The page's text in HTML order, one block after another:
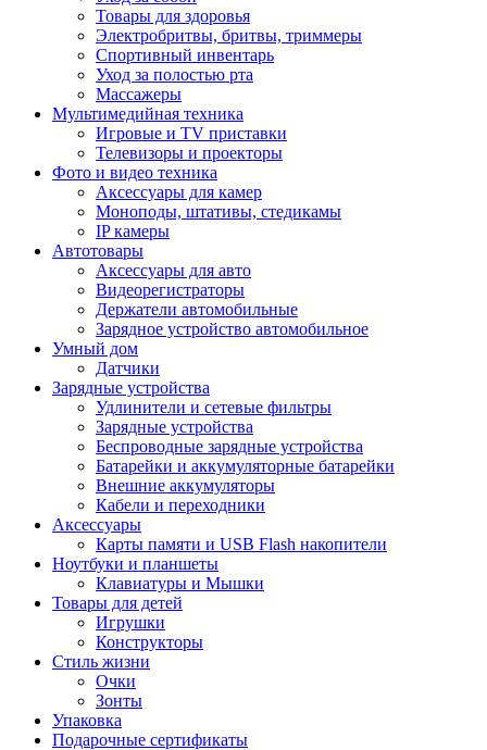
Товары для здоровья
Электробритвы, бритвы, триммеры
Спортивный инвентарь
Уход за полостью рта
Массажеры
Мультимедийная техника
Игровые и TV приставки
Телевизоры и проекторы
Фото и видео техника
Аксессуары для камер
Моноподы, штативы, стедикамы
IP камеры
Автотовары
Аксессуары для авто
Видеорегистраторы
Держатели автомобильные
Зарядное устройство автомобильное
Умный дом
Датчики
Зарядные устройства
Удлинители и сетевые фильтры
Зарядные устройства
Беспроводные зарядные устройства
Батарейки и аккумуляторные батарейки
Внешние аккумуляторы
Кабели и переходники
Аксессуары
Карты памяти и USB Flash накопители
Ноутбуки и планшеты
Клавиатуры и Мышки
Товары для детей
Игрушки
Конструкторы
Стиль жизни
Очки
Зонты
Упаковка
Подарочные сертификаты